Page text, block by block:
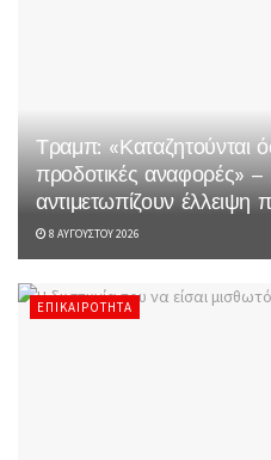
Τραμπ: «Καταζητούνται
προδοτικές αναφορές» –
αντιμετωπίζουν έλλειψη
8 ΑΥΓΟΎΣΤΟΥ 2026
ΕΠΙΚΑΙΡΌΤΗΤΑ